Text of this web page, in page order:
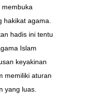
membuka
hakikat agama.
hadis ini tentu
Islam
keyakinan
memiliki aturan
yang luas.